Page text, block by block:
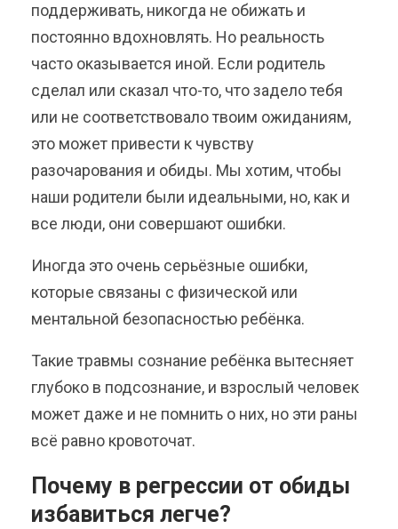
поддерживать, никогда не обижать и
постоянно вдохновлять. Но реальность
часто оказывается иной. Если родитель
сделал или сказал что-то, что задело тебя
или не соответствовало твоим ожиданиям,
это может привести к чувству
разочарования и обиды. Мы хотим, чтобы
наши родители были идеальными, но, как и
все люди, они совершают ошибки.
Иногда это очень серьёзные ошибки,
которые связаны с физической или
ментальной безопасностью ребёнка.
Такие травмы сознание ребёнка вытесняет
глубоко в подсознание, и взрослый человек
может даже и не помнить о них, но эти раны
всё равно кровоточат.
Почему в регрессии от обиды
избавиться легче?